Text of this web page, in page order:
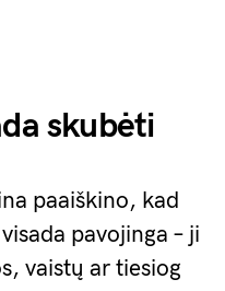
skubėti
paaiškino, kad
pavojinga – ji
vaistų ar tiesiog